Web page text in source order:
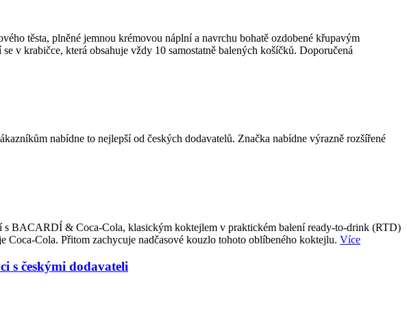
těsta, plněné jemnou krémovou náplní a navrchu bohatě ozdobené křupavým
v krabičce, která obsahuje vždy 10 samostatně balených košíčků. Doporučená
nabídne to nejlepší od českých dodavatelů. Značka nabídne výrazně rozšířené
s BACARDÍ & Coca-Cola, klasickým koktejlem v praktickém balení ready-to-drink (RTD)
Cola. Přitom zachycuje nadčasové kouzlo tohoto oblíbeného koktejlu. Více
s českými dodavateli